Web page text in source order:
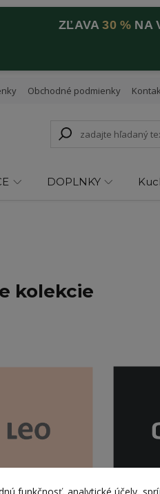
ZĽAVA30 % NA
Obchodné podmienky
DOPLNKY
kolekcie
funkčnosť, analytické účely,